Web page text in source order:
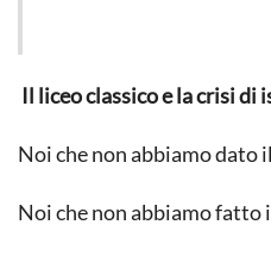
Il liceo classico e la crisi di
Noi che non abbiamo dato
Noi che non abbiamo fatto